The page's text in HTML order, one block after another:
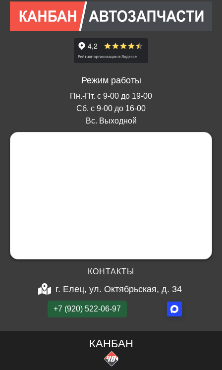
Режим работы
Пн.-Пт. с 9-00 до 19-00
Сб. с 9-00 до 16-00
Вс. Выходной
КОНТАКТЫ
г. Елец, ул. Октябрьская, д. 34
+7 (920) 522-06-97
КАНБАН